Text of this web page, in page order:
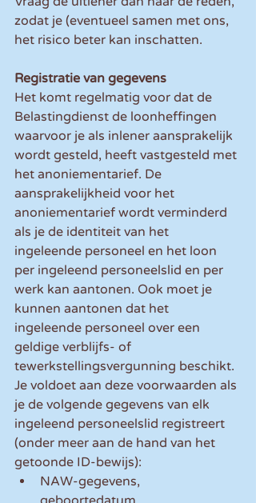
zodat je (eventueel samen met ons,
het risico beter kan inschatten.
Registratie van gegevens
Het komt regelmatig voor dat de
Belastingdienst de loonheffingen
waarvoor je als inlener aansprakelijk
wordt gesteld, heeft vastgesteld met
het anoniementarief. De
aansprakelijkheid voor het
anoniementarief wordt verminderd
als je de identiteit van het
ingeleende personeel en het loon
per ingeleend personeelslid en per
werk kan aantonen. Ook moet je
kunnen aantonen dat het
ingeleende personeel over een
geldige verblijfs- of
tewerkstellingsvergunning beschikt.
Je voldoet aan deze voorwaarden als
je de volgende gegevens van elk
ingeleend personeelslid registreert
(onder meer aan de hand van het
getoonde ID-bewijs):
NAW-gegevens,